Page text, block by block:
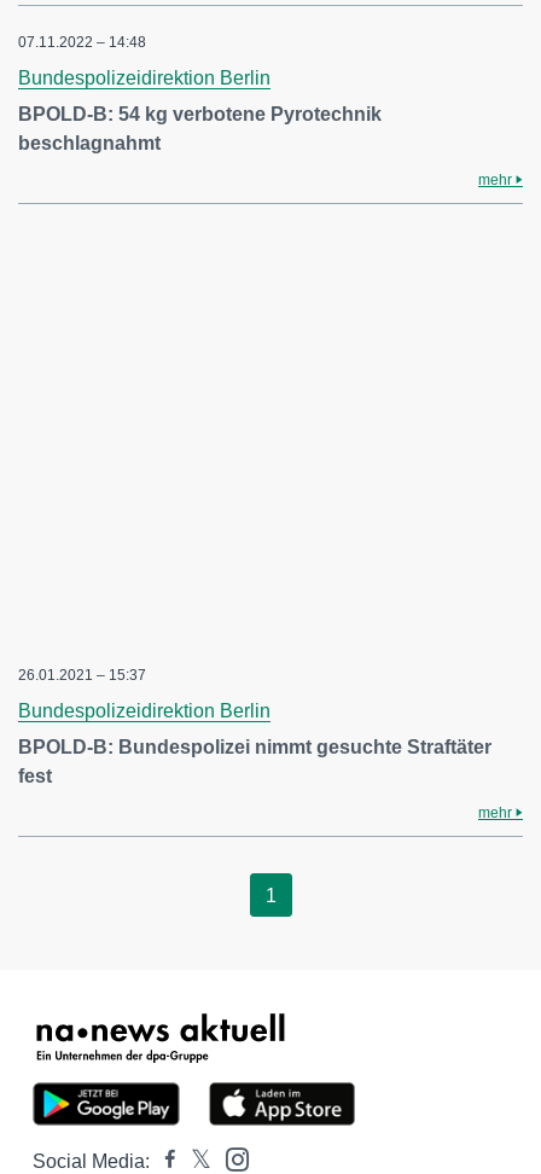
07.11.2022 – 14:48
Bundespolizeidirektion Berlin
BPOLD-B: 54 kg verbotene Pyrotechnik
beschlagnahmt
mehr
26.01.2021 – 15:37
Bundespolizeidirektion Berlin
BPOLD-B: Bundespolizei nimmt gesuchte Straftäter
fest
mehr
1
Social Media: